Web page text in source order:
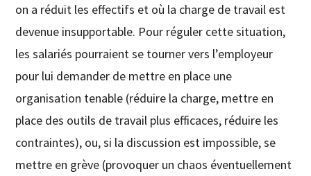
on a réduit les effectifs et où la charge de travail est
devenue insupportable. Pour réguler cette situation,
les salariés pourraient se tourner vers l’employeur
pour lui demander de mettre en place une
organisation tenable (réduire la charge, mettre en
place des outils de travail plus efficaces, réduire les
contraintes), ou, si la discussion est impossible, se
mettre en grève (provoquer un chaos éventuellement